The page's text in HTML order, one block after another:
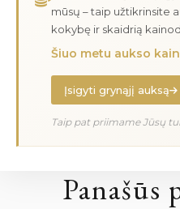
mūsų – taip užtikrinsite
kokybę ir skaidrią
Šiuo metu aukso
Įsigyti grynąjį auksą
Taip pat priimame Jūsų
Panašūs